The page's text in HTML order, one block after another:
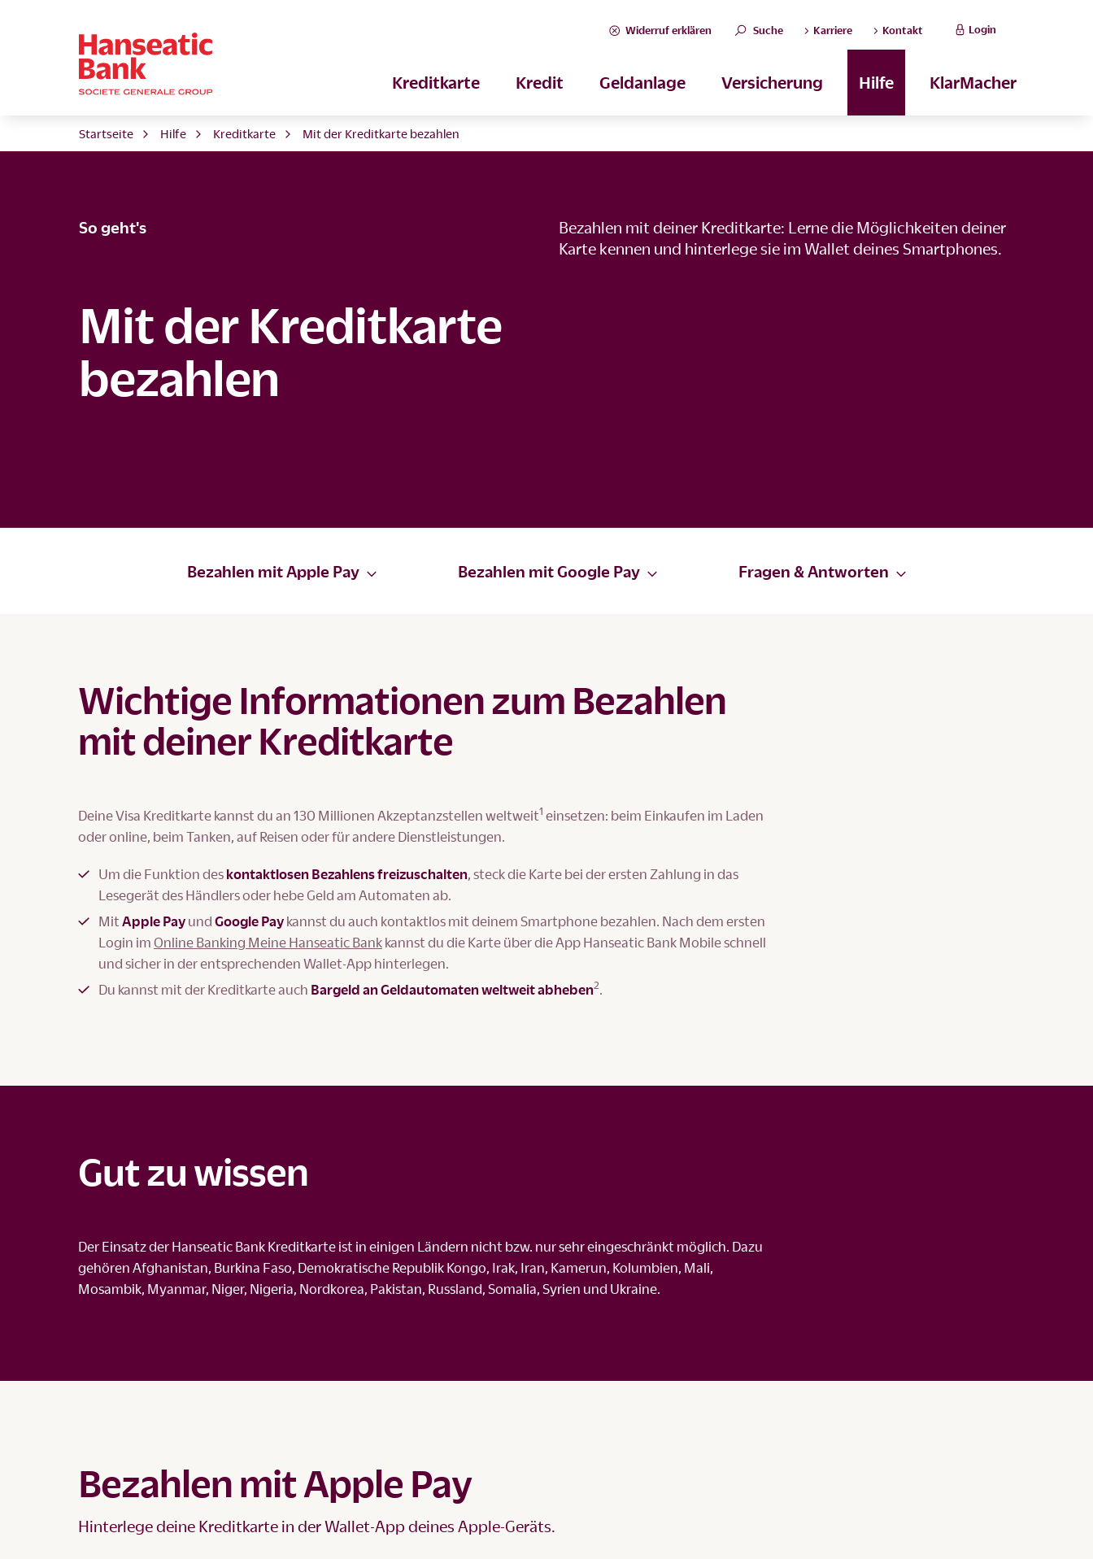
Widerruf erklären Suche Karriere Kontakt Login
Kreditkarte Kredit Geldanlage Versicherung Hilfe KlarMacher
Startseite Hilfe Kreditkarte Mit der Kreditkarte bezahlen
So geht's
Mit der Kreditkarte
bezahlen
Bezahlen mit deiner Kreditkarte: Lerne die Möglichkeiten deiner
Karte kennen und hinterlege sie im Wallet deines Smartphones.
Bezahlen mit Apple Pay Bezahlen mit Google Pay Fragen & Antworten
Wichtige Informationen zum Bezahlen
mit deiner Kreditkarte
Deine Visa Kreditkarte kannst du an 130 Millionen Akzeptanzstellen weltweit1 einsetzen: beim Einkaufen im Laden
oder online, beim Tanken, auf Reisen oder für andere Dienstleistungen.
Um die Funktion des kontaktlosen Bezahlens freizuschalten, steck die Karte bei der ersten Zahlung in das
Lesegerät des Händlers oder hebe Geld am Automaten ab.
Mit Apple Pay und Google Pay kannst du auch kontaktlos mit deinem Smartphone bezahlen. Nach dem ersten
Login im Online Banking Meine Hanseatic Bank kannst du die Karte über die App Hanseatic Bank Mobile schnell
und sicher in der entsprechenden Wallet-App hinterlegen.
Du kannst mit der Kreditkarte auch Bargeld an Geldautomaten weltweit abheben2.
Gut zu wissen
Der Einsatz der Hanseatic Bank Kreditkarte ist in einigen Ländern nicht bzw. nur sehr eingeschränkt möglich. Dazu
gehören Afghanistan, Burkina Faso, Demokratische Republik Kongo, Irak, Iran, Kamerun, Kolumbien, Mali,
Mosambik, Myanmar, Niger, Nigeria, Nordkorea, Pakistan, Russland, Somalia, Syrien und Ukraine.
Bezahlen mit Apple Pay
Hinterlege deine Kreditkarte in der Wallet-App deines Apple-Geräts.